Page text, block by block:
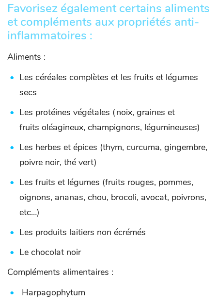
Favorisez également certains aliments
et compléments aux propriétés anti-
inflammatoires :
Aliments :
Les céréales complètes et les fruits et légumes
secs
Les protéines végétales (noix, graines et
fruits oléagineux, champignons, légumineuses)
Les herbes et épices (thym, curcuma, gingembre,
poivre noir, thé vert)
Les fruits et légumes (fruits rouges, pommes,
oignons, ananas, chou, brocoli, avocat, poivrons,
etc…)
Les produits laitiers non écrémés
Le chocolat noir
Compléments alimentaires :
Harpagophytum